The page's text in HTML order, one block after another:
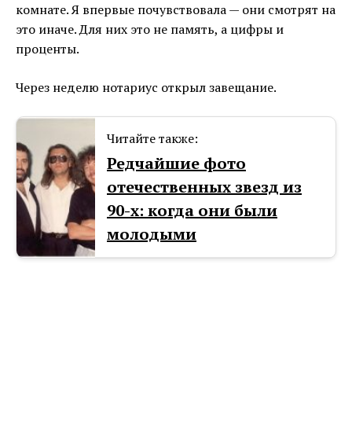
комнате. Я впервые почувствовала — они смотрят на
это иначе. Для них это не память, а цифры и
проценты.
Через неделю нотариус открыл завещание.
Читайте также:
Редчайшие фото
отечественных звезд из
90-х: когда они были
молодыми